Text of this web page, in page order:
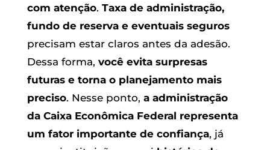
com atenção. Taxa de administração,
fundo de reserva e eventuais seguros
precisam estar claros antes da adesão.
Dessa forma, você evita surpresas
futuras e torna o planejamento mais
preciso. Nesse ponto, a administração
da Caixa Econômica Federal representa
um fator importante de confiança, já